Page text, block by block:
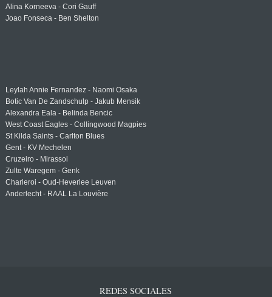
Alina Korneeva - Cori Gauff
Joao Fonseca - Ben Shelton
Leylah Annie Fernandez - Naomi Osaka
Botic Van De Zandschulp - Jakub Mensik
Alexandra Eala - Belinda Bencic
West Coast Eagles - Collingwood Magpies
St Kilda Saints - Carlton Blues
Gent - KV Mechelen
Cruzeiro - Mirassol
Zulte Waregem - Genk
Charleroi - Oud-Heverlee Leuven
Anderlecht - RAAL La Louvière
REDES SOCIALES